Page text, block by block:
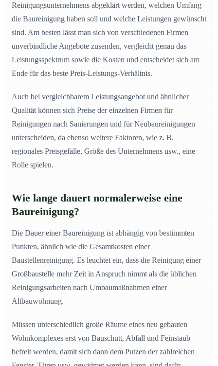
Reinigungsunternehmens abgeklärt werden, welchen Umfang
die Baureinigung haben soll und welche Leistungen gewünscht
sind. Am besten lässt man sich von verschiedenen Firmen
unverbindliche Angebote zusenden, vergleicht genau das
Leistungsspektrum sowie die Kosten und entscheidet sich am
Ende für das beste Preis-Leistungs-Verhältnis.
Auch bei vergleichbarem Leistungsangebot und ähnlicher
Qualität können sich Preise der einzelnen Firmen für
Reinigungen nach Sanierungen und für Neubaureinigungen
unterscheiden, da ebenso weitere Faktoren, wie z. B.
regionales Preisgefälle, Größe des Unternehmens usw., eine
Rolle spielen.
Wie lange dauert normalerweise eine
Baureinigung?
Die Dauer einer Baureinigung ist abhängig von bestimmten
Punkten, ähnlich wie die Gesamtkosten einer
Baustellenreinigung. Es leuchtet ein, dass die Reinigung einer
Großbaustelle mehr Zeit in Anspruch nimmt als die üblichen
Reinigungsarbeiten nach Umbaumaßnahmen einer
Altbauwohnung.
Müssen unterschiedlich große Räume eines neu gebauten
Wohnkomplexes erst von Bauschutt, Abfall und Feinstaub
befreit werden, damit sich dann dem Putzen der zahlreichen